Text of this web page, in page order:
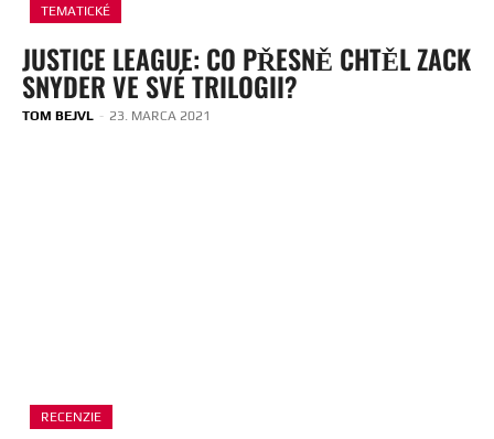
TEMATICKÉ
JUSTICE LEAGUE: CO PŘESNĚ CHTĚL ZACK
SNYDER VE SVÉ TRILOGII?
TOM BEJVL - 23. MARCA 2021
RECENZIE